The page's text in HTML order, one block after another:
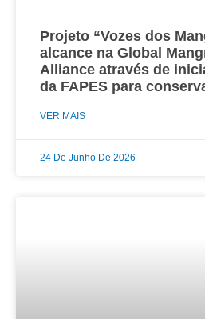
Projeto “Vozes dos
alcance na Global
Alliance através de
da FAPES para
VER MAIS
24 De Junho De 2026